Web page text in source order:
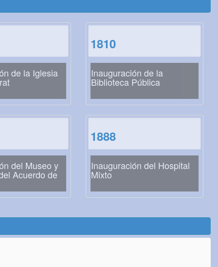
de la Iglesia
1810
Inauguración de la
Biblioteca Pública
del Museo y
Acuerdo de
1888
Inauguración del Hospital
Mixto